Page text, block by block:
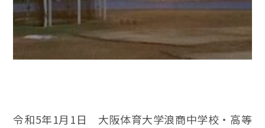
令和5年1月1日 大阪体育大学浪商中学校・高等